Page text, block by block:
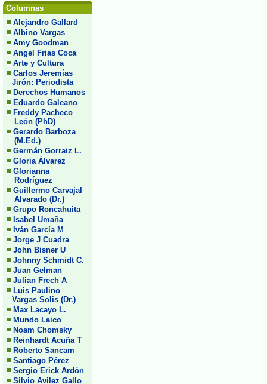
Columnas
Alejandro Gallard
Albino Vargas
Amy Goodman
Angel Frias Coca
Arte y Cultura
Carlos Jeremías
Jirón: Periodista
Derechos Humanos
Eduardo Galeano
Freddy Pacheco
León (PhD)
Gerardo Barboza
(M.Ed.)
Germán Gorraiz L.
Gloria Álvarez
Glorianna
Rodríguez
Guillermo Carvajal
Alvarado (Dr.)
Grupo Roncahuita
Isabel Umaña
Iván García M
Jorge J Cuadra
John Bisner U
Johnny Schmidt C.
Juan Gelman
Julian Frech A
Luis Paulino
Vargas Solis (Dr.)
Max Lacayo L.
Mundo Laico
Noam Chomsky
Reinhardt Acuña T
Roberto Sancam
Santiago Pérez
Sergio Erick Ardón
Silvio Avilez Gallo